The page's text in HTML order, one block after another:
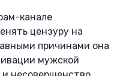
канале
цензуру на
причинами она
мужской